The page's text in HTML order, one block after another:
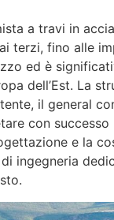
a travi in
terzi, fino alle
ed è
dell’Est. La
il general
con
e la
ingegneria